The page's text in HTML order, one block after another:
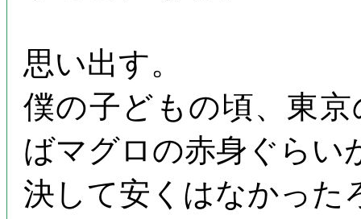
思い出す。
僕の子どもの頃、東
ばマグロの赤身ぐらい
決して安くはなかった